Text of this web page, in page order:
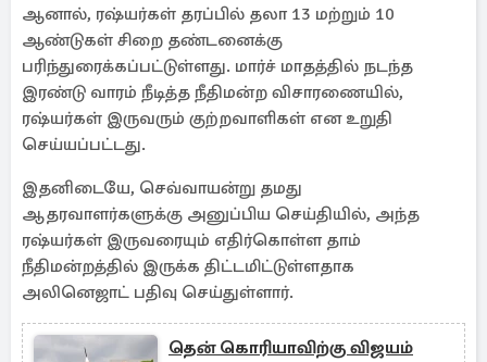
ஆனால், ரஷ்யர்கள் தரப்பில் தலா 13 மற்றும் 10
ஆண்டுகள் சிறை தண்டனைக்கு
பரிந்துரைக்கப்பட்டுள்ளது. மார்ச் மாதத்தில் நடந்த
இரண்டு வாரம் நீடித்த நீதிமன்ற விசாரணையில்,
ரஷ்யர்கள் இருவரும் குற்றவாளிகள் என உறுதி
செய்யப்பட்டது.
இதனிடையே, செவ்வாயன்று தமது
ஆதரவாளர்களுக்கு அனுப்பிய செய்தியில், அந்த
ரஷ்யர்கள் இருவரையும் எதிர்கொள்ள தாம்
நீதிமன்றத்தில் இருக்க திட்டமிட்டுள்ளதாக
அலினெஜாட் பதிவு செய்துள்ளார்.
தென் கொரியாவிற்கு விஜயம்